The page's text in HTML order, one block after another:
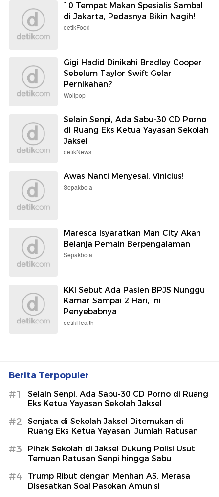
10 Tempat Makan Spesialis Sambal
di Jakarta, Pedasnya Bikin Nagih!
detikFood
Gigi Hadid Dinikahi Bradley Cooper
Sebelum Taylor Swift Gelar
Pernikahan?
Wolipop
Selain Senpi, Ada Sabu-30 CD Porno
di Ruang Eks Ketua Yayasan Sekolah
Jaksel
detikNews
Awas Nanti Menyesal, Vinicius!
Sepakbola
Maresca Isyaratkan Man City Akan
Belanja Pemain Berpengalaman
Sepakbola
KKI Sebut Ada Pasien BPJS Nunggu
Kamar Sampai 2 Hari, Ini
Penyebabnya
detikHealth
Berita Terpopuler
#1
Selain Senpi, Ada Sabu-30 CD Porno di Ruang
Eks Ketua Yayasan Sekolah Jaksel
#2
Senjata di Sekolah Jaksel Ditemukan di
Ruang Eks Ketua Yayasan, Jumlah Ratusan
#3
Pihak Sekolah di Jaksel Dukung Polisi Usut
Temuan Ratusan Senpi hingga Sabu
#4
Trump Ribut dengan Menhan AS, Merasa
Disesatkan Soal Pasokan Amunisi